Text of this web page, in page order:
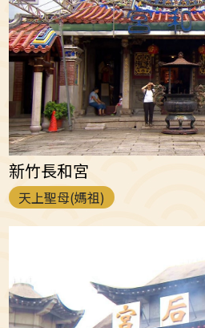
新竹長和宮
天上聖母(媽祖)